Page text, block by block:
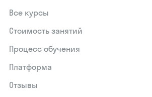
Все курсы
Стоимость занятий
Процесс обучения
Платформа
Отзывы